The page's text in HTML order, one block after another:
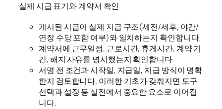
실제 시급 표기와 계약서 확인
게시된 시급이 실제 지급 구조(세전/세후, 야간/
연장 수당 포함 여부)와 일치하는지 확인합니다.
계약서에 근무일정, 근로시간, 휴게시간, 계약 기
간, 해지 사유를 명시했는지 확인합니다.
서명 전 조건과 시작일, 지급일, 지급 방식이 명확
한지 검토합니다. 이러한 기초가 갖춰지면 도구
선택과 설정 등 실전에서 중요한 요소로 이어집
니다.